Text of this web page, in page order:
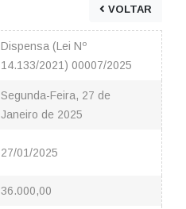
VOLTAR
Dispensa (Lei Nº
14.133/2021) 00007/2025
Segunda-Feira, 27 de
Janeiro de 2025
27/01/2025
36.000,00